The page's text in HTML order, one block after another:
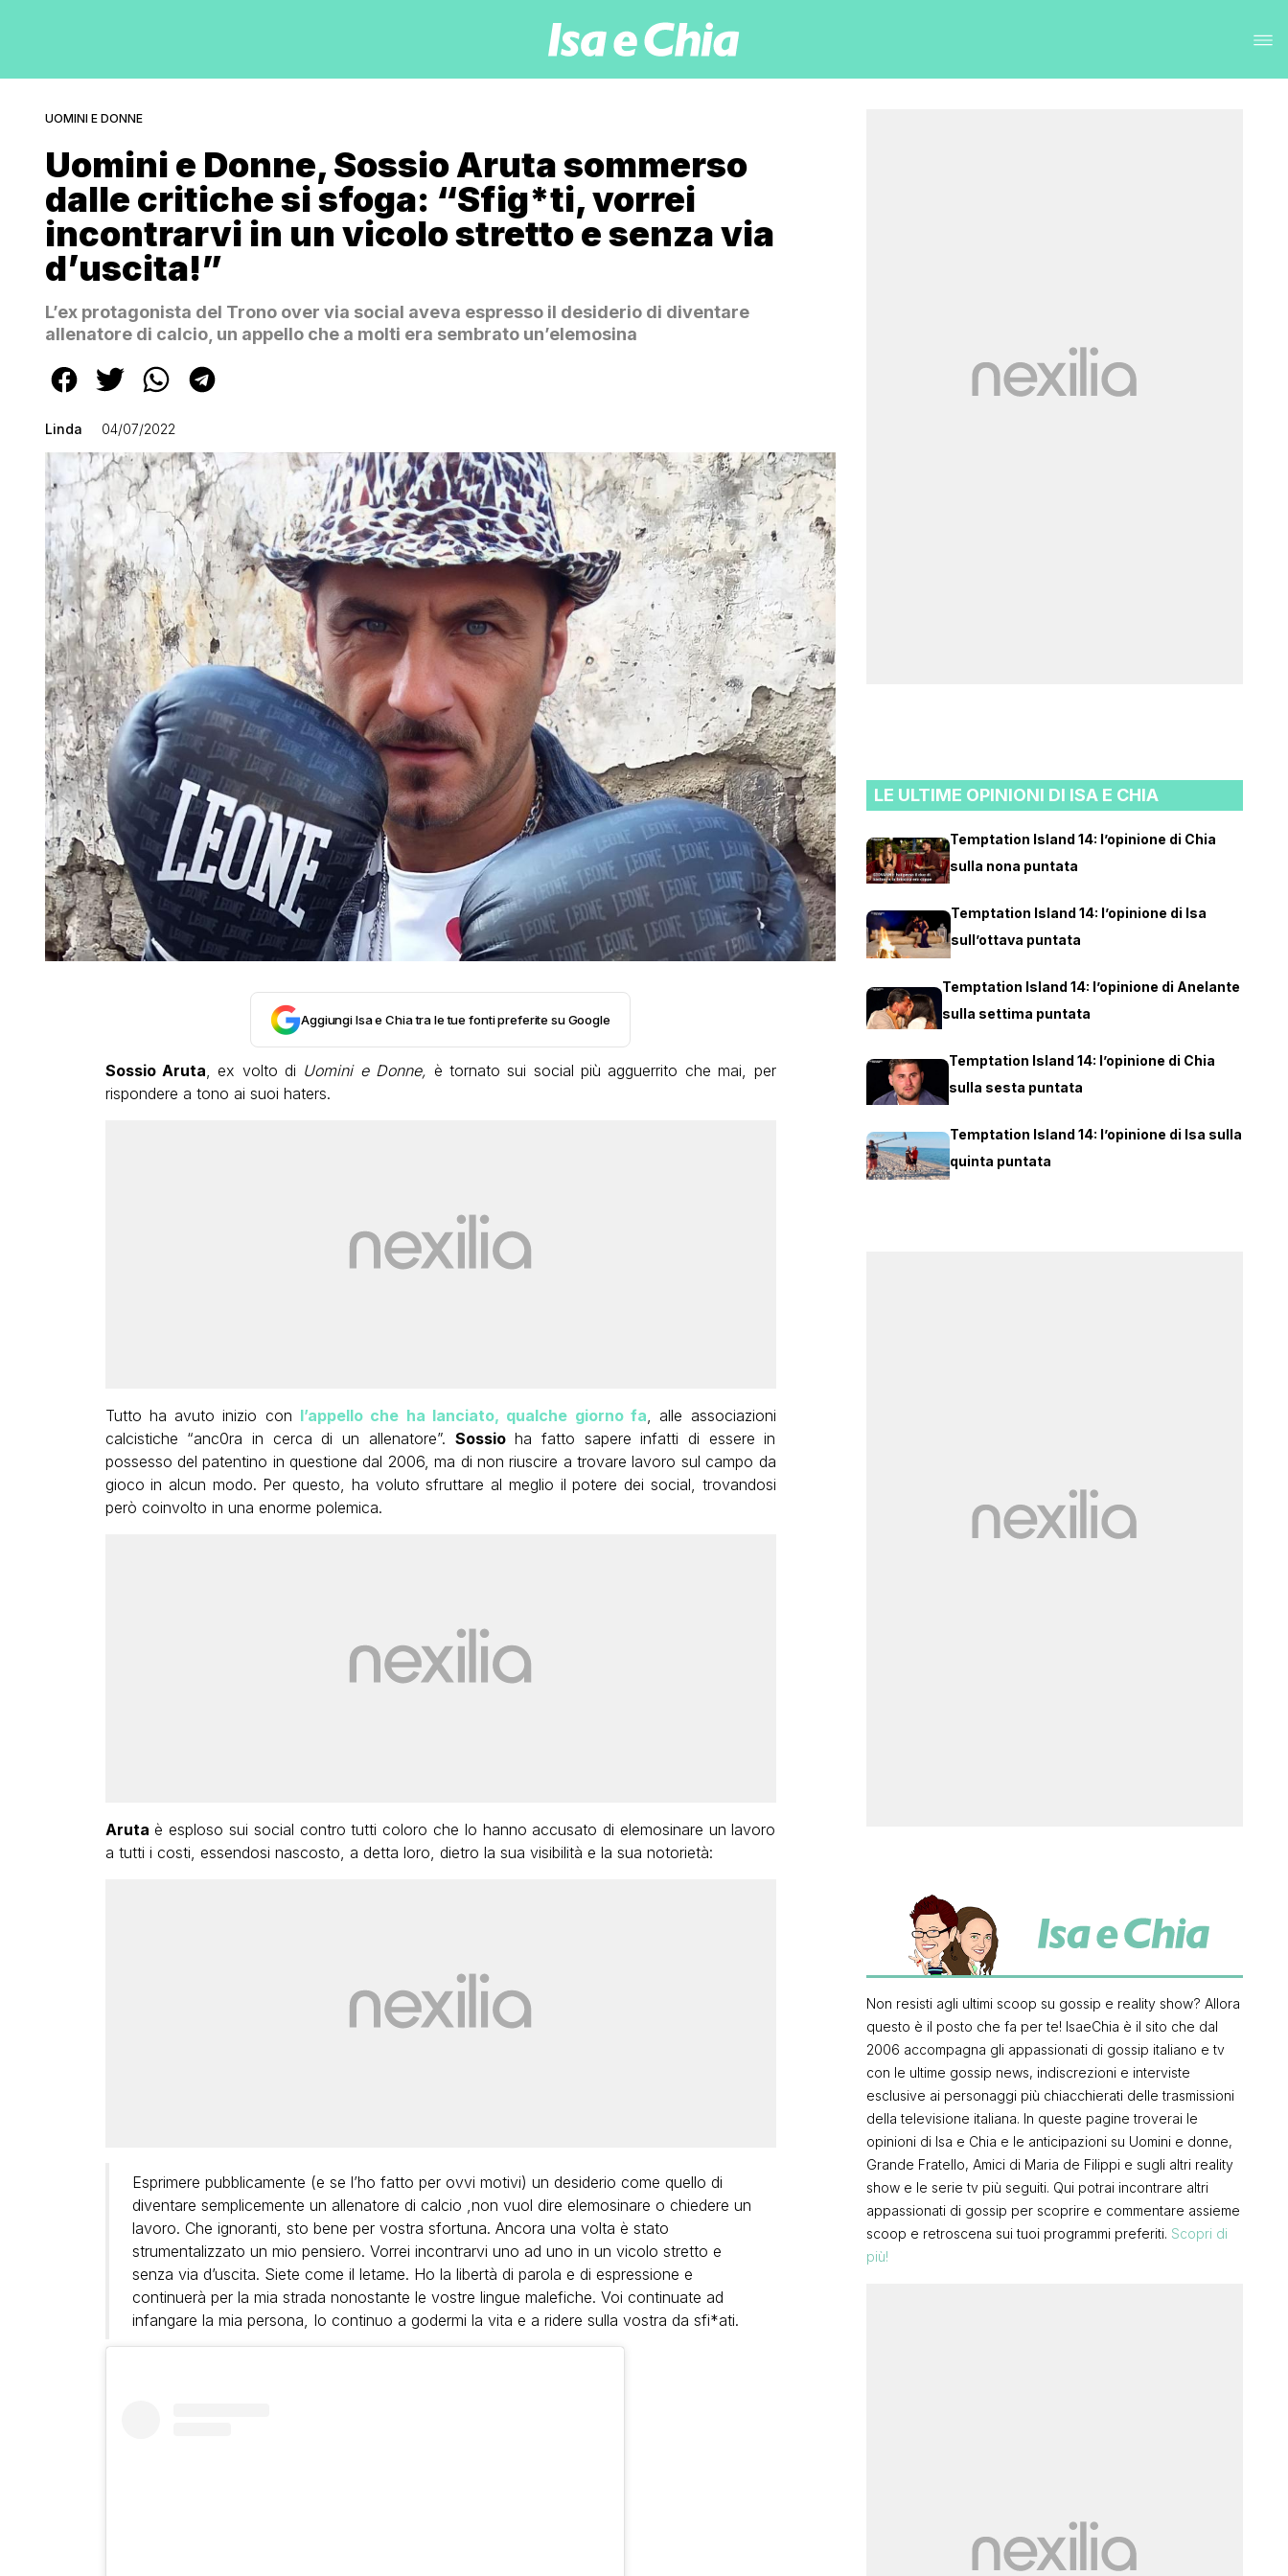
UOMINI E DONNE
Uomini e Donne, Sossio Aruta sommerso
dalle critiche si sfoga: “Sfig*ti, vorrei
incontrarvi in un vicolo stretto e senza via
d’uscita!”
L’ex protagonista del Trono over via social aveva espresso il desiderio di diventare
allenatore di calcio, un appello che a molti era sembrato un’elemosina
Linda 04/07/2022
Aggiungi Isa e Chia tra le tue fonti preferite su Google
Sossio Aruta , ex volto di Uomini e Donne, è tornato sui social più agguerrito che mai, per
rispondere a tono ai suoi haters.
Tutto ha avuto inizio con l’appello che ha lanciato, qualche giorno fa , alle associazioni
calcistiche “anc0ra in cerca di un allenatore”. Sossioha fatto sapere infatti di essere in
possesso del patentino in questione dal 2006, ma di non riuscire a trovare lavoro sul campo da
gioco in alcun modo. Per questo, ha voluto sfruttare al meglio il potere dei social, trovandosi
però coinvolto in una enorme polemica.
Aruta è esploso sui social contro tutti coloro che lo hanno accusato di elemosinare un lavoro
a tutti i costi, essendosi nascosto, a detta loro, dietro la sua visibilità e la sua notorietà:
Esprimere pubblicamente (e se l’ho fatto per ovvi motivi) un desiderio come quello di
diventare semplicemente un allenatore di calcio ,non vuol dire elemosinare o chiedere un
lavoro. Che ignoranti, sto bene per vostra sfortuna. Ancora una volta è stato
strumentalizzato un mio pensiero. Vorrei incontrarvi uno ad uno in un vicolo stretto e
senza via d’uscita. Siete come il letame. Ho la libertà di parola e di espressione e
continuerà per la mia strada nonostante le vostre lingue malefiche. Voi continuate ad
infangare la mia persona, Io continuo a godermi la vita e a ridere sulla vostra da sfi*ati.
LE ULTIME OPINIONI DI ISA E CHIA
Temptation Island 14: l’opinione di Chia
sulla nona puntata
Temptation Island 14: l’opinione di Isa
sull’ottava puntata
Temptation Island 14: l’opinione di Anelante
sulla settima puntata
Temptation Island 14: l’opinione di Chia
sulla sesta puntata
Temptation Island 14: l’opinione di Isa sulla
quinta puntata
Non resisti agli ultimi scoop su gossip e reality show? Allora
questo è il posto che fa per te! IsaeChia è il sito che dal
2006 accompagna gli appassionati di gossip italiano e tv
con le ultime gossip news, indiscrezioni e interviste
esclusive ai personaggi più chiacchierati delle trasmissioni
della televisione italiana. In queste pagine troverai le
opinioni di Isa e Chia e le anticipazioni su Uomini e donne,
Grande Fratello, Amici di Maria de Filippi e sugli altri reality
show e le serie tv più seguiti. Qui potrai incontrare altri
appassionati di gossip per scoprire e commentare assieme
scoop e retroscena sui tuoi programmi preferiti. Scopri di
più!